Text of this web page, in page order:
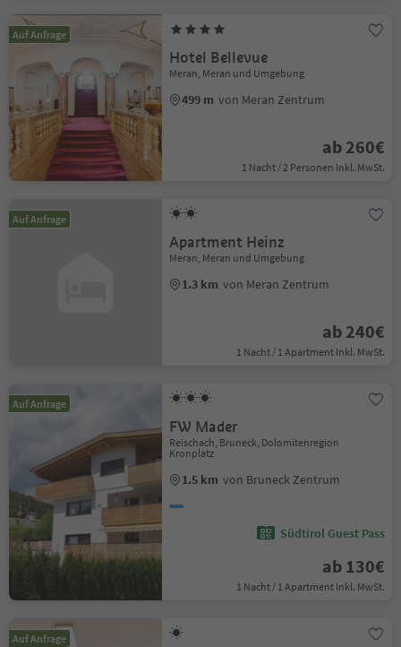
Auf Anfrage
Hotel Bellevue
Meran, Meran und Umgebung
499 m von Meran Zentrum
ab 260€
1 Nacht / 2 Personen Inkl. MwSt.
Auf Anfrage
Apartment Heinz
Meran, Meran und Umgebung
1.3 km von Meran Zentrum
ab 240€
1 Nacht / 1 Apartment Inkl. MwSt.
Auf Anfrage
FW Mader
Reischach, Bruneck, Dolomitenregion
Kronplatz
1.5 km von Bruneck Zentrum
Südtirol Guest Pass
ab 130€
1 Nacht / 1 Apartment Inkl. MwSt.
Auf Anfrage